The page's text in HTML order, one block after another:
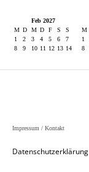
Impressum / Kontakt
Datenschutzerklärung